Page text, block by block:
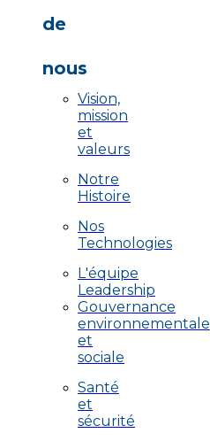
de
nous
Vision,
mission
et
valeurs
Notre
Histoire
Nos
Technologies
L'équipe
Leadership
Gouvernance
environnementale
et
sociale
Santé
et
sécurité